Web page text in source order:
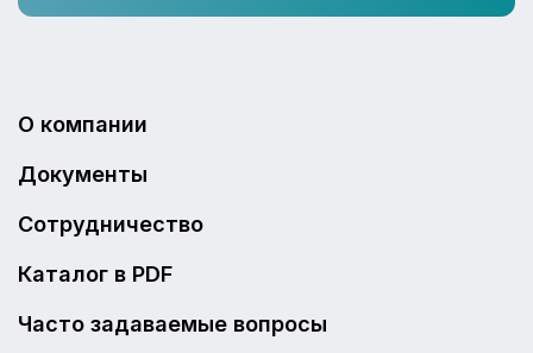
О компании
Документы
Сотрудничество
Каталог в PDF
Часто задаваемые вопросы